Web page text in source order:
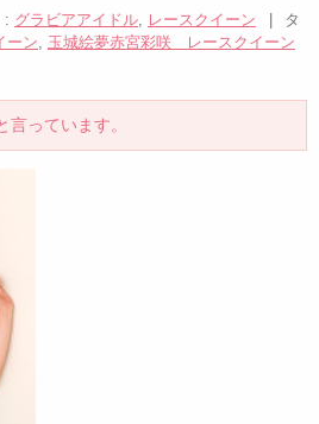
: グラビアアイドル, レースクイーン
タ
ーン, 玉城絵夢赤宮彩咲 レースクイーン
っています。